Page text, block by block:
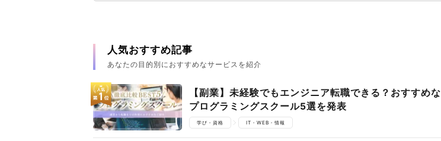
人気おすすめ記事
あなたの目的別におすすめなサービスを紹介
【副業】未経験でもエンジニア転職できる？おすすめな
プログラミングスクール5選を発表
学び・資格 IT・WEB・情報